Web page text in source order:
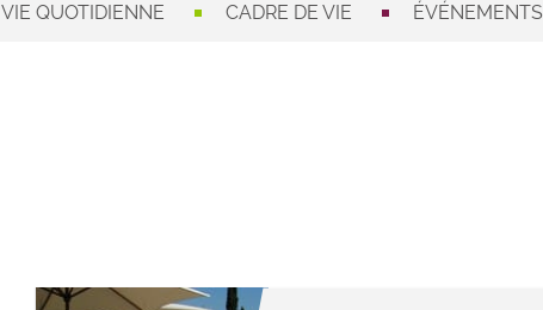
VIE QUOTIDIENNE CADRE DE VIE ÉVÉNEMENTS